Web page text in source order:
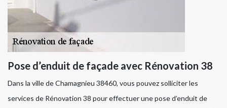
Pose d’enduit de façade avec Rénovation 38
Dans la ville de Chamagnieu 38460, vous pouvez solliciter les
services de Rénovation 38 pour effectuer une pose d’enduit de